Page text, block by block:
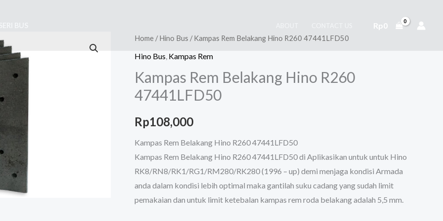
Rp0
Home /Hino Bus / Kampas Rem Belakang Hino R260 47441LFD50
Hino Bus Kampas Rem
Kampas Rem Belakang Hino R260
47441LFD50
Rp108,000
Kampas Rem Belakang Hino R260 47441LFD50
Kampas Rem Belakang Hino R260 47441LFD50 di Aplikasikan untuk untuk Hino
RK8/RN8/RK1/RG1/RM280/RK280 (1996 – up) demi menjaga kondisi Armada
anda dalam kondisi lebih optimal maka gantilah suku cadang yang sudah limit
pemakaian dan untuk limit ketebalan kampas rem roda belakang adalah 5,5 mm.
Kampas
Rem
Hino
R260
quantity